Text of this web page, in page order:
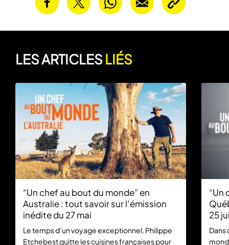
LES ARTICLESLIÉS
“Un chef au bout du monde” en
Australie : tout savoir sur l’émission
inédite du 27 mai
Le temps d’un voyage exceptionnel, Philippe
Etchebest quitte les cuisines françaises pour
“Un
25
Dans